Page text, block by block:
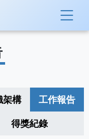
架構
工作報告
得獎紀錄